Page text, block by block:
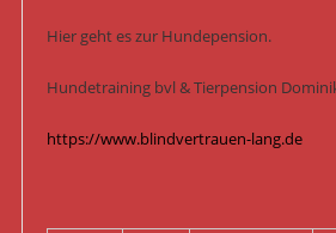
Hier geht es zur Hundepension.
Hundetraining bvl & Tierpension
https://www.blindvertrauen-lang.de